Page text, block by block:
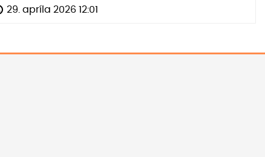
29. apríla 2026 12:01